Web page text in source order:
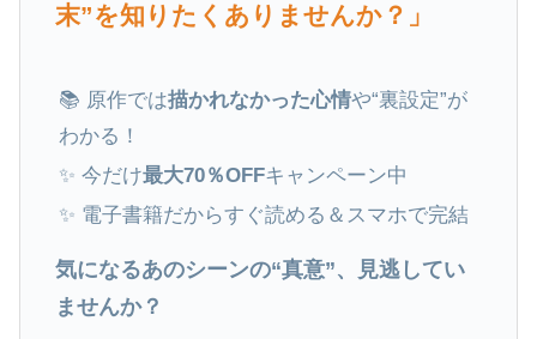
末”を知りたくありませんか？」
📚 原作では描かれなかった心情や“裏設定”が
わかる！
✨ 今だけ最大70％OFFキャンペーン中
✨ 電子書籍だからすぐ読める＆スマホで完結
気になるあのシーンの“真意”、見逃してい
ませんか？